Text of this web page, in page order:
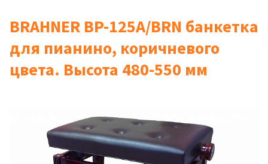
BRAHNER BP-125A/BRN банкетка
для пианино, коричневого
цвета. Высота 480-550 мм